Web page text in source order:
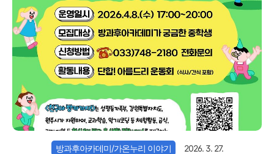
방과후아카데미/가온누리 이야기 2026. 3. 27.